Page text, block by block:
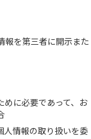
報を第三者に開示また
めに必要であって、お
人情報の取り扱いを委